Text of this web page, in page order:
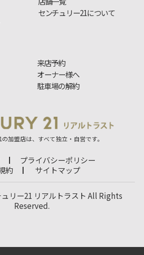
センチュリー21について
来店予約
オーナー様へ
駐車場の解約
加盟店は、すべて独立・自営です。
プライバシーポリシー
約
サイトマップ
リー21 リアルトラスト All Rights
Reserved.